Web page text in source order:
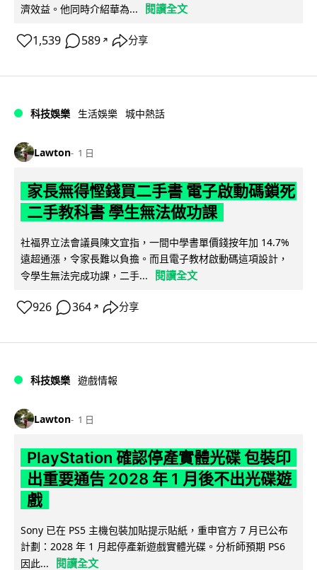
濟效益。他同時介紹華為... 閱讀全文
1,539 589 ↗ 分享
科技娛樂 生活娛樂 城中熱話
Lawton 1 日
家長無得慳錢買二手書 電子啟動碼鎖死
二手教科書 學生無法做功課
社福界立法會議員陳文宜指，一間中學書單價錢按年加 14.7%
遠超通漲，令家長難以負擔。而且電子教材啟動碼這項設計，
令學生無法完成功課，二手...
閱讀全文
926 364 ↗ 分享
科技娛樂 遊戲情報
Lawton 1 日
PlayStation 確認停產實體光碟 包裝印
出重要通告 2028 年 1 月後不出光碟遊
戲
Sony 已在 PS5 主機包裝加貼提示貼紙，重申官方 7 月已公布
計劃：2028 年 1 月起停產新遊戲實體光碟。分析師預期 PS6
因此...
閱讀全文